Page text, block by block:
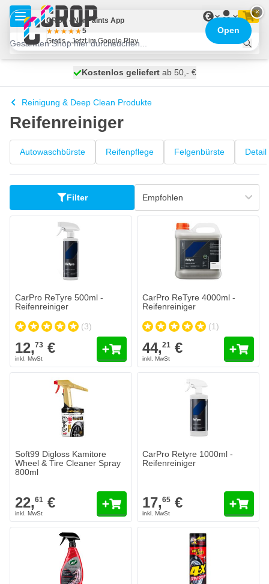
Zum Inhalt springen
€
heute versendet
Kostenlos geliefertab 50,- €
100 Tage
Reinigung & Deep Clean Produkte
Reifenreiniger
Autowaschbürste Reifenpflege Felgenbürste
Filter
CarPro ReTyre 500ml -
Reifenreiniger
(3)
12,73 €
CarPro ReTyre 4000ml -
Reifenreiniger
(1)
44,21 €
Soft99 Digloss Kamitore
Wheel & Tire Cleaner Spray
800ml
22,61 €
CarPro Retyre 1000ml -
Reifenreiniger
17,65 €
×
CROP - NonPaints App
5
Gratis - Jetzt im Google Play
Open